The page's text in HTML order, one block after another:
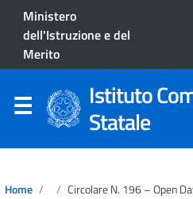
Ministero
dell'Istruzione e del
Merito
Istituto
Statale
Home Circolare N. 196 – Open Day Scuola Secondaria 22